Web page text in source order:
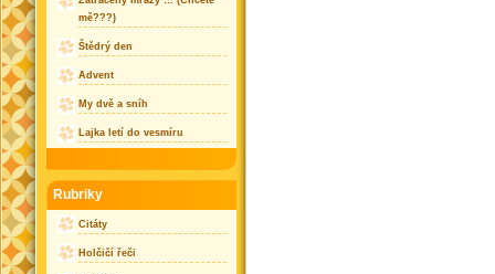
mě???)
Štědrý den
Advent
My dvě a sníh
Lajka letí do vesmíru
Rubriky
Citáty
Holčičí řeči